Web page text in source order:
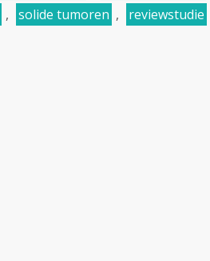
, solide tumoren , reviewstudie